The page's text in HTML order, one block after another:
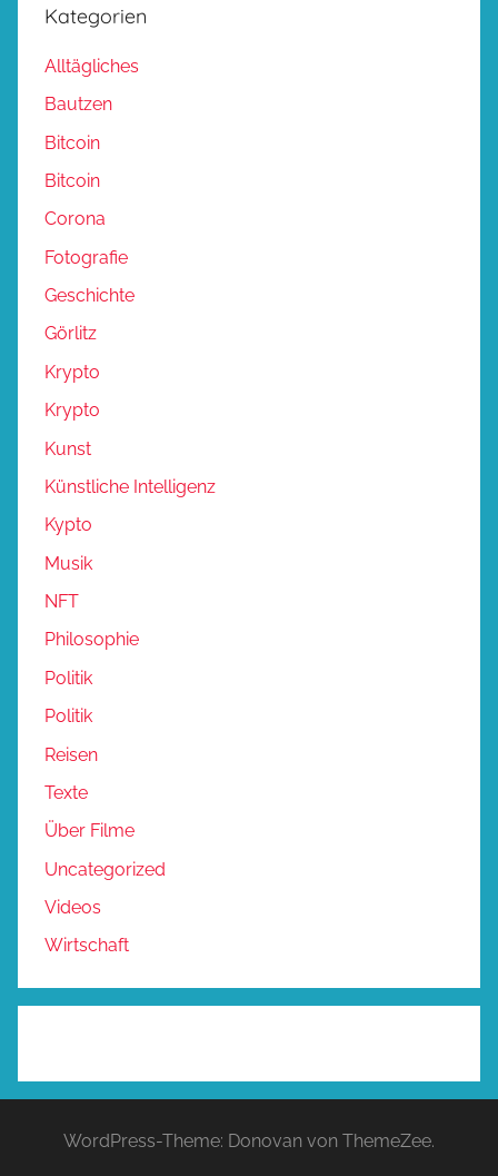
Kategorien
Alltägliches
Bautzen
Bitcoin
Bitcoin
Corona
Fotografie
Geschichte
Görlitz
Krypto
Krypto
Kunst
Künstliche Intelligenz
Kypto
Musik
NFT
Philosophie
Politik
Politik
Reisen
Texte
Über Filme
Uncategorized
Videos
Wirtschaft
WordPress-Theme: Donovan von ThemeZee.